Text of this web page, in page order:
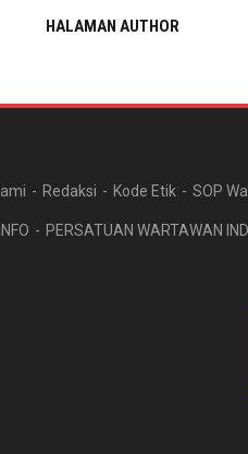
HALAMAN AUTHOR
Redaksi Kode Etik SOP
PERSATUAN WARTAWAN